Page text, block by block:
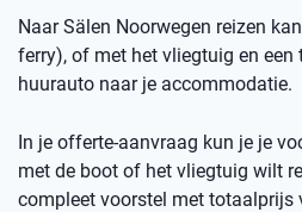
Naar Sälen Noorwegen reizen
ferry), of met het vliegtuig en
huurauto naar je accommodatie.
In je offerte-aanvraag kun je je
met de boot of het vliegtuig wilt
compleet voorstel met totaalprijs